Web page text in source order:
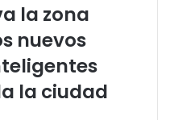
la zona
nuevos
la ciudad